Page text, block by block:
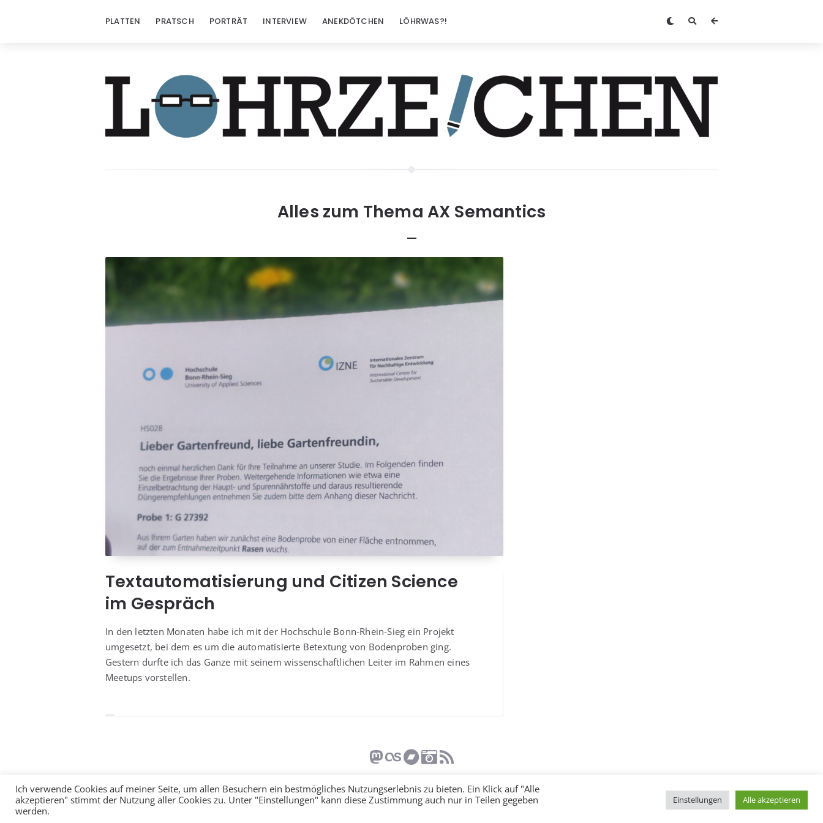
PLATTEN PRATSCH PORTRÄT INTERVIEW ANEKDÖTCHEN LÖHRWAS?!
Alles zum Thema AX Semantics
Textautomatisierung und Citizen Science
im Gespräch
In den letz­ten Mona­ten habe ich mit der Hoch­schu­le Bonn-Rhein-Sieg ein Pro­jekt
umge­setzt, bei dem es um die auto­ma­ti­sier­te Betex­t­ung von Boden­pro­ben ging.
Ges­tern durf­te ich das Gan­ze mit sei­nem wis­sen­schaft­li­chen Lei­ter im Rah­men eines
Meet­ups vorstellen.
Impressum Datenschutzerklärung Cookies
Ich verwende Cookies auf meiner Seite, um allen Besuchern ein bestmögliches Nutzungserlebnis zu bieten. Ein Klick auf "Alle
akzeptieren" stimmt der Nutzung aller Cookies zu. Unter "Einstellungen" kann diese Zustimmung auch nur in Teilen gegeben
werden.
Einstellungen Alle akzeptieren